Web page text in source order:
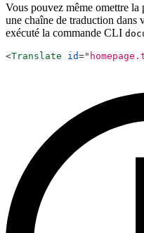
Vous pouvez même omettre
une chaîne de traduction dans
exécuté la commande CLI
<Translate id="